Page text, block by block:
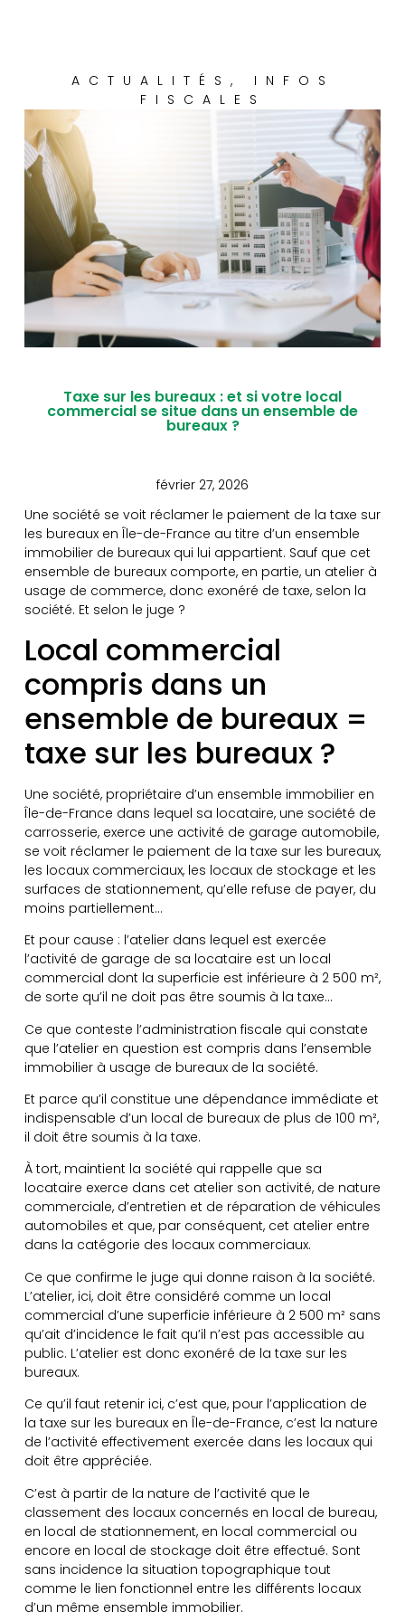
ACTUALITÉS , INFOS
FISCALES
Taxe sur les bureaux : et si votre local
commercial se situe dans un ensemble de
bureaux ?
février 27, 2026
Une société se voit réclamer le paiement de la taxe sur
les bureaux en Île-de-France au titre d’un ensemble
immobilier de bureaux qui lui appartient. Sauf que cet
ensemble de bureaux comporte, en partie, un atelier à
usage de commerce, donc exonéré de taxe, selon la
société. Et selon le juge ?
Local commercial
compris dans un
ensemble de bureaux =
taxe sur les bureaux ?
Une société, propriétaire d’un ensemble immobilier en
Île-de-France dans lequel sa locataire, une société de
carrosserie, exerce une activité de garage automobile,
se voit réclamer le paiement de la taxe sur les bureaux,
les locaux commerciaux, les locaux de stockage et les
surfaces de stationnement, qu’elle refuse de payer, du
moins partiellement…
Et pour cause : l’atelier dans lequel est exercée
l’activité de garage de sa locataire est un local
commercial dont la superficie est inférieure à 2 500 m²,
de sorte qu’il ne doit pas être soumis à la taxe…
Ce que conteste l’administration fiscale qui constate
que l’atelier en question est compris dans l’ensemble
immobilier à usage de bureaux de la société.
Et parce qu’il constitue une dépendance immédiate et
indispensable d’un local de bureaux de plus de 100 m²,
il doit être soumis à la taxe.
À tort, maintient la société qui rappelle que sa
locataire exerce dans cet atelier son activité, de nature
commerciale, d’entretien et de réparation de véhicules
automobiles et que, par conséquent, cet atelier entre
dans la catégorie des locaux commerciaux.
Ce que confirme le juge qui donne raison à la société.
L’atelier, ici, doit être considéré comme un local
commercial d’une superficie inférieure à 2 500 m² sans
qu’ait d’incidence le fait qu’il n’est pas accessible au
public. L’atelier est donc exonéré de la taxe sur les
bureaux.
Ce qu’il faut retenir ici, c’est que, pour l’application de
la taxe sur les bureaux en Île-de-France, c’est la nature
de l’activité effectivement exercée dans les locaux qui
doit être appréciée.
C’est à partir de la nature de l’activité que le
classement des locaux concernés en local de bureau,
en local de stationnement, en local commercial ou
encore en local de stockage doit être effectué. Sont
sans incidence la situation topographique tout
comme le lien fonctionnel entre les différents locaux
d’un même ensemble immobilier.